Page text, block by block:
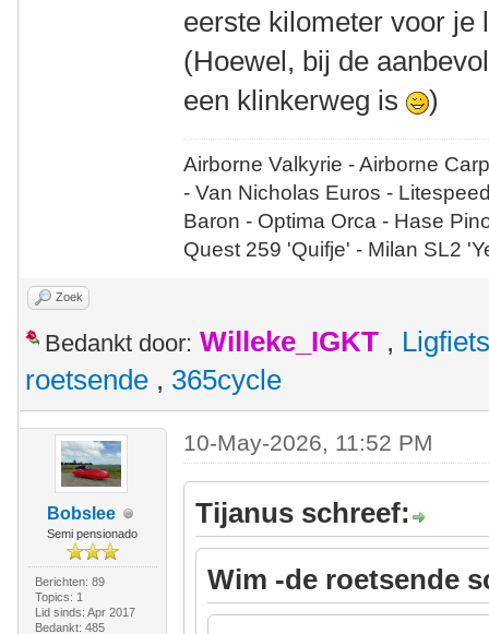
eerste kilometer voor je
(Hoewel, bij de
een klinkerweg is
)
Airborne Valkyrie - Airborne
- Van Nicholas Euros -
Baron - Optima Orca - Hase
Quest 259 'Quifje' - Milan SL2
Zoek
Bedankt door: Willeke_IGKT ,
roetsende , 365cycle
Bobslee
Semi pensionado
Berichten: 89
Topics: 1
Lid sinds: Apr 2017
Bedankt: 485
10-May-2026, 11:52 PM
Tijanus schreef:
Wim -de roetsende